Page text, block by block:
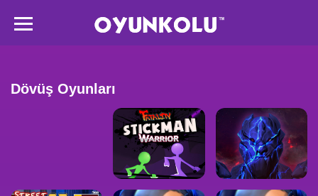
Dövüş Oyunları